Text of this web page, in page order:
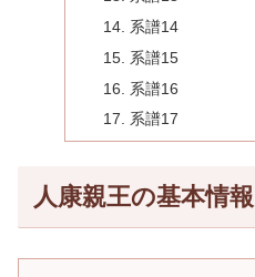
系譜14
系譜15
系譜16
系譜17
人康親王の基本情報